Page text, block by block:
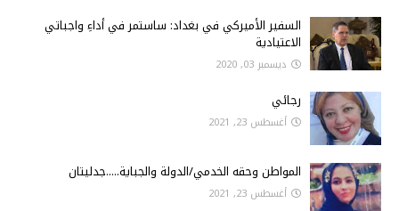
السفير الأميركي في بغداد: ساستمر في أداءِ واجباتي
الاعتيادية
ديسمبر 03, 2020
رجائي
أغسطس 23, 2021
المواطن وحقه الخدمي/الدولة والجباية.....جدليتان
أغسطس 23, 2021